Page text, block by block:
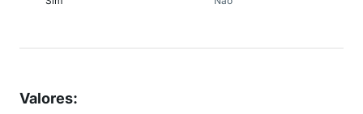
Valores: